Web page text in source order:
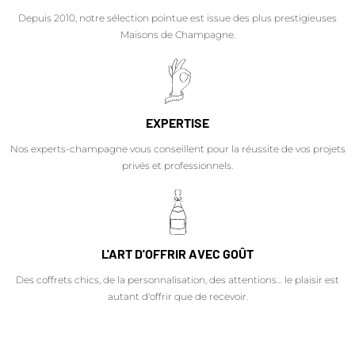
Depuis 2010, notre sélection pointue est issue des plus prestigieuses
Maisons de Champagne.
EXPERTISE
Nos experts-champagne vous conseillent pour la réussite de vos projets
privés et professionnels.
L'ART D'OFFRIR AVEC GOÛT
Des coffrets chics, de la personnalisation, des attentions… le plaisir est
autant d'offrir que de recevoir.